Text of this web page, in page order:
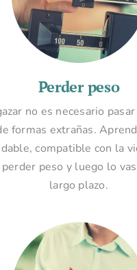
Perder peso
no es necesario
formas extrañas.
compatible con la
perder peso y luego lo
largo plazo.